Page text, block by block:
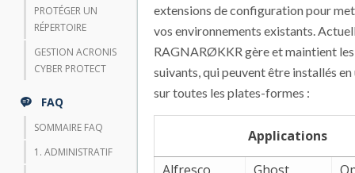
PROTÉGER UN
RÉPERTOIRE
GESTION ACRONIS
CYBER PROTECT
FAQ
SOMMAIRE FAQ
1. ADMINISTRATIF
extensions de configuration pour
vos environnements existants.
RAGNARØKKR gère et maintient
suivants, qui peuvent être installés en
sur toutes les plates-formes :
Applications